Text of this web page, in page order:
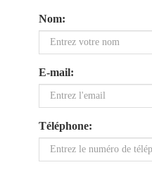
Nom:
E-mail:
Téléphone: